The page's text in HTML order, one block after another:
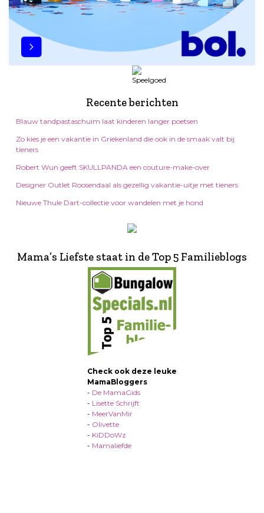
Recente berichten
Blauw tandpastaschuim laat kinderen langer poetsen
Zo kies je een vakantie in Griekenland die ook in de smaak valt bij
tieners
Robert Wun geeft SKULLPANDA een couture-make-over
Designer Outlet Roosendaal als gezellig vakantie-uitje met tieners
Nieuwe Thule Dart-collectie voor wandelen met je hond
Mama’s Liefste staat in de Top 5 Familieblogs
Check ook deze leuke
MamaBloggers
- De MamaGids
- Lisette Schrijft
- MeerVanMir
- Olivette
- KiDDoWz
- Mamaliefde